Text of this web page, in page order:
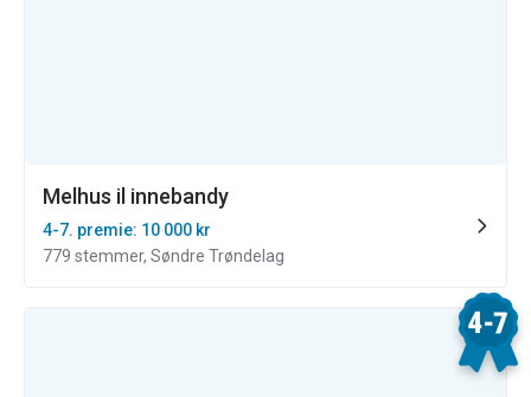
Melhus il innebandy
4-7. premie: 10 000 kr
779 stemmer, Søndre Trøndelag